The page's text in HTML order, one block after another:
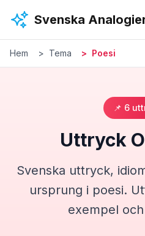
Svenska
Hem Tema Poesi
📌 6
Uttryck
Svenska uttryck,
ursprung i poesi.
exempel